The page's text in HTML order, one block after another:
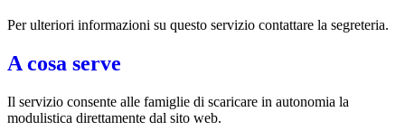
Per ulteriori informazioni su questo servizio contattare la segreteria.
A cosa serve
Il servizio consente alle famiglie di scaricare in autonomia la
modulistica direttamente dal sito web.